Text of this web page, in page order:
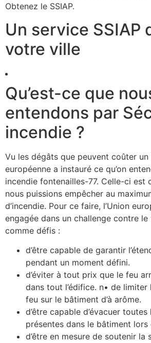
Obtenez le SSIAP.
Un service SSIAP
votre ville
Qu’est-ce que
entendons par
incendie ?
Vu les dégâts que peuvent coûter un
européenne a instauré ce qu’on
incendie fontenailles-77. Celle-ci est
nous puissions empêcher au
d’incendie. Pour ce faire, l’Union
engagée dans un challenge contre le
comme défis :
d’être capable de garantir
pendant un moment défini.
d’éviter à tout prix que le feu
dans tout l’édifice. n• de
feu sur le bâtiment d’à arôme.
d’être capable d’évacuer
présentes dans le bâtiment lors
d’être en mesure de soutenir la